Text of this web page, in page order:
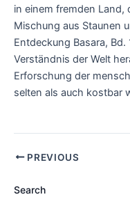
in einem fremden Land,
Mischung aus Staunen
Entdeckung Basara,
Verständnis der Welt
Erforschung der
selten als auch kostbar
PREVIOUS
Search